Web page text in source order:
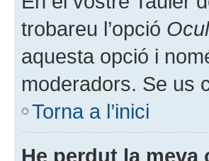
trobareu l’opció
aquesta opció i
moderadors. Se us
Torna a l’inici
He perdut la meva